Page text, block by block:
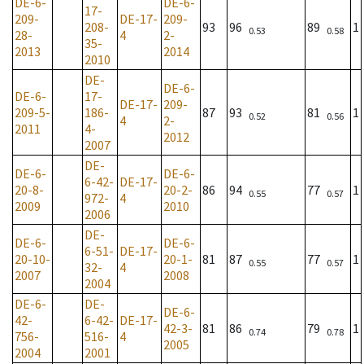
209-
28-
2013
17-
208-
35-
2010
DE-17-
4
209-
2-
2014
93 96 0.53 89 0.58 1
DE-6-
209-5-
2011
DE-
17-
186-
4-
2007
DE-17-
4
DE-6-
209-
2-
2012
87 93 0.52 81 0.56 1
DE-6-
20-8-
2009
DE-
6-42-
972-
2006
DE-17-
4
DE-6-
20-2-
2010
86 94 0.55 77 0.57 1
DE-6-
20-10-
2007
DE-
6-51-
32-
2004
DE-17-
4
DE-6-
20-1-
2008
81 87 0.55 77 0.57 1
DE-6-
42-
756-
2004
DE-
6-42-
516-
2001
DE-17-
4
DE-6-
42-3-
2005
81 86 0.74 79 0.78 1